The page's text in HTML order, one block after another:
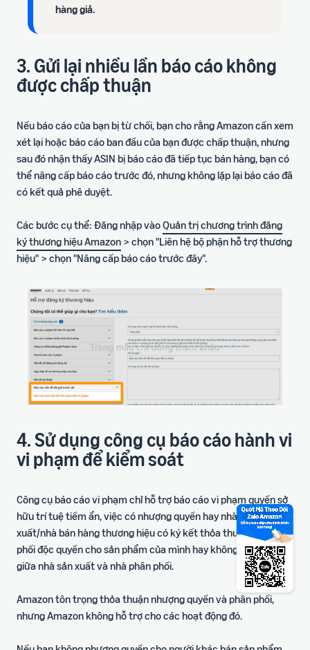
hàng giả.
3. Gửi lại nhiều lần báo cáo không
được chấp thuận
Nếu báo cáo của bạn bị từ chối, bạn cho rằng Amazon cần xem
xét lại hoặc báo cáo ban đầu của bạn được chấp thuận, nhưng
sau đó nhận thấy ASIN bị báo cáo đã tiếp tục bán hàng, bạn có
thể nâng cấp báo cáo trước đó, nhưng không lặp lại báo cáo đã
có kết quả phê duyệt.
Các bước cụ thể: Đăng nhập vàoQuản trị chương trình đăng
ký thương hiệu Amazon > chọn "Liên hệ bộ phận hỗ trợ thương
hiệu" > chọn "Nâng cấp báo cáo trước đây".
4. Sử dụng công cụ báo cáo hành vi
vi phạm để kiểm soát
Công cụ báo cáo vi phạm chỉ hỗ trợ báo cáo vi phạm quyền sở
hữu trí tuệ tiềm ẩn, việc có nhượng quyền hay nhà sản
xuất/nhà bán hàng thương hiệu có ký kết thỏa thuận phân
phối độc quyền cho sản phẩm của mình hay không là vấn đề
giữa nhà sản xuất và nhà phân phối.
Amazon tôn trọng thỏa thuận nhượng quyền và phân phối,
nhưng Amazon không hỗ trợ cho các hoạt động đó.